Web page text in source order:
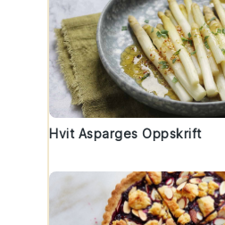
Hvit Asparges Oppskrift